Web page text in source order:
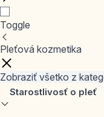
Toggle
Pleťová kozmetika
Zobraziť všetko z
Starostlivosť o pleť